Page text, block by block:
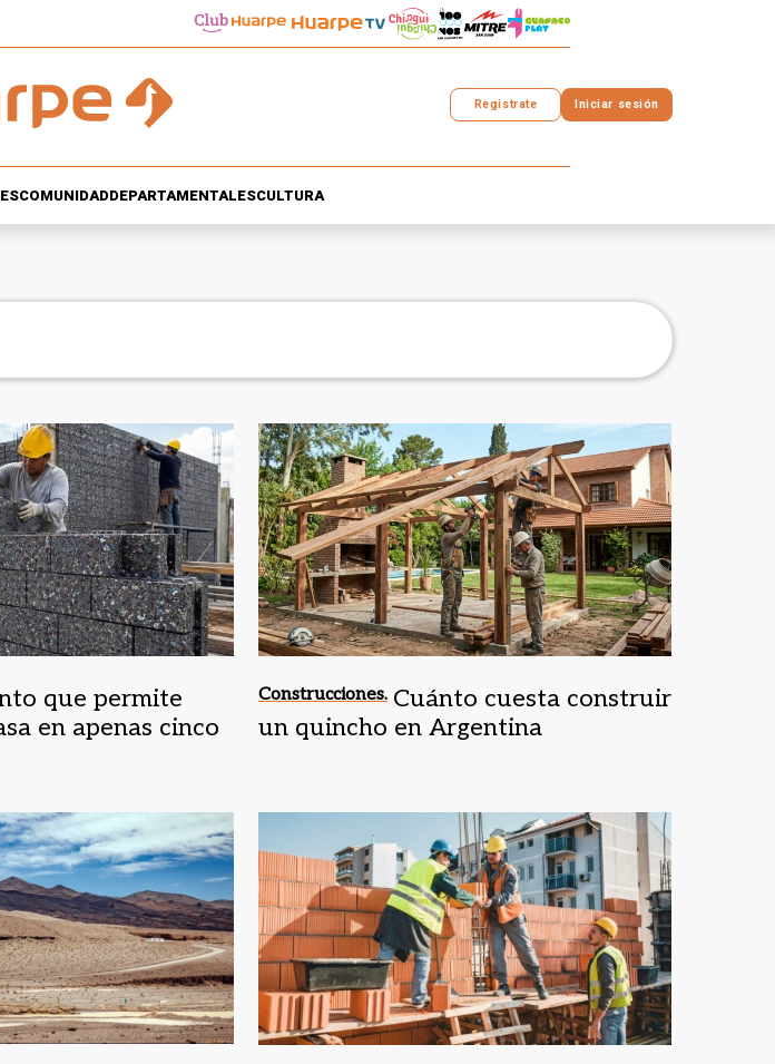
Registrate Iniciar sesión
COMUNIDADDEPARTAMENTALESCULTURA
que permite
en apenas cinco
Construcciones. Cuánto cuesta construir
un quincho en Argentina